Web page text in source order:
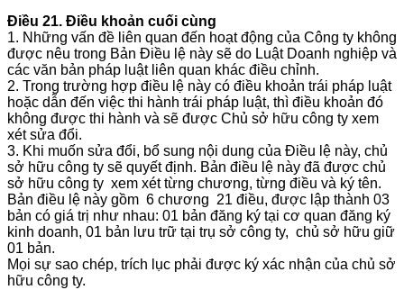
Điều 21. Điều khoản cuối cùng
1. Những vấn đề liên quan đến hoạt động của Công ty không
được nêu trong Bản Điều lệ này sẽ do Luật Doanh nghiệp và
các văn bản pháp luật liên quan khác điều chỉnh.
2. Trong trường hợp điều lệ này có điều khoản trái pháp luật
hoặc dẫn đến việc thi hành trái pháp luật, thì điều khoản đó
không được thi hành và sẽ được Chủ sở hữu công ty xem
xét sửa đổi.
3. Khi muốn sửa đổi, bổ sung nội dung của Điều lệ này, chủ
sở hữu công ty sẽ quyết định. Bản điều lệ này đã được chủ
sở hữu công ty xem xét từng chương, từng điều và ký tên.
Bản điều lệ này gồm 6 chương 21 điều, được lập thành 03
bản có giá trị như nhau: 01 bản đăng ký tại cơ quan đăng ký
kinh doanh, 01 bản lưu trữ tại trụ sở công ty, chủ sở hữu giữ
01 bản.
Mọi sự sao chép, trích lục phải được ký xác nhận của chủ sở
hữu công ty.